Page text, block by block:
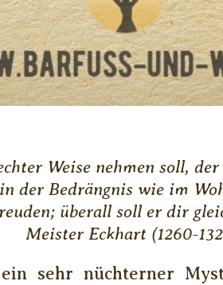
Weise nehmen soll,
der Bedrängnis wie im
überall soll er dir
Meister Eckhart (1260-
sehr nüchterner